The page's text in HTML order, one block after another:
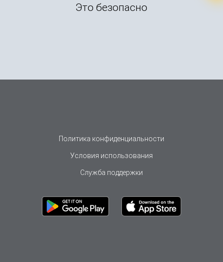
Это безопасно
Политика конфиденциальности
Условия использования
Служба поддержки